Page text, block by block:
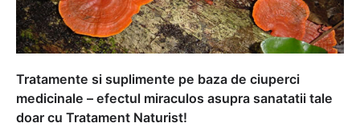
Tratamente si suplimente pe baza de ciuperci
medicinale – efectul miraculos asupra sanatatii tale
doar cu Tratament Naturist!